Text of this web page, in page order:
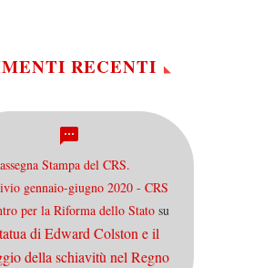
RECENTI
Stampa del CRS.
gennaio-giugno 2020 - CRS
per la Riforma dello Stato su
di Edward Colston e il
della schiavitù nel Regno